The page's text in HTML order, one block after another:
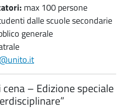
max 100 persone
dalle scuole secondarie
generale
– Edizione speciale